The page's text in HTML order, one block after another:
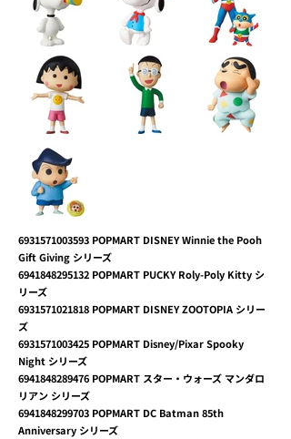
6931571003593 POPMART DISNEY Winnie the Pooh
Gift Giving シリーズ
6941848295132 POPMART PUCKY Roly-Poly Kitty シ
リーズ
6931571021818 POPMART DISNEY ZOOTOPIA シリー
ズ
6931571003425 POPMART Disney/Pixar Spooky
Night シリーズ
6941848289476 POPMART スター・ウォーズ マンダロ
リアン シリーズ
6941848299703 POPMART DC Batman 85th
Anniversary シリーズ